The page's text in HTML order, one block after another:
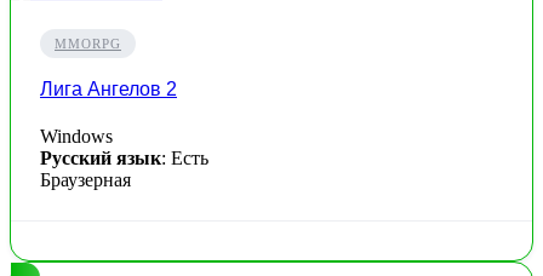
MMORPG
Лига Ангелов 2
Windows
Русский язык: Есть
Браузерная